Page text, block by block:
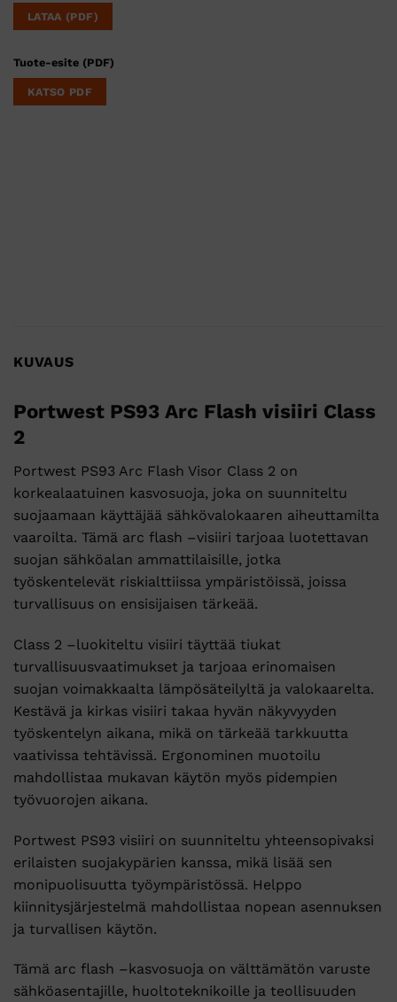
LATAA (PDF)
Tuote-esite (PDF)
KATSO PDF
KUVAUS
Portwest PS93 Arc Flash visiiri Class
2
Portwest PS93 Arc Flash Visor Class 2 on
korkealaatuinen kasvosuoja, joka on suunniteltu
suojaamaan käyttäjää sähkövalokaaren aiheuttamilta
vaaroilta. Tämä arc flash –visiiri tarjoaa luotettavan
suojan sähköalan ammattilaisille, jotka
työskentelevät riskialttiissa ympäristöissä, joissa
turvallisuus on ensisijaisen tärkeää.
Class 2 –luokiteltu visiiri täyttää tiukat
turvallisuusvaatimukset ja tarjoaa erinomaisen
suojan voimakkaalta lämpösäteilyltä ja valokaarelta.
Kestävä ja kirkas visiiri takaa hyvän näkyvyyden
työskentelyn aikana, mikä on tärkeää tarkkuutta
vaativissa tehtävissä. Ergonominen muotoilu
mahdollistaa mukavan käytön myös pidempien
työvuorojen aikana.
Portwest PS93 visiiri on suunniteltu yhteensopivaksi
erilaisten suojakypärien kanssa, mikä lisää sen
monipuolisuutta työympäristössä. Helppo
kiinnitysjärjestelmä mahdollistaa nopean asennuksen
ja turvallisen käytön.
Tämä arc flash – kasvosuoja on välttämätön varuste
sähköasentajille, huoltoteknikoille ja teollisuuden